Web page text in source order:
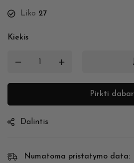
Liko 27
Kiekis
Pirkti dabar
Dalintis
Numatoma pristatymo data: